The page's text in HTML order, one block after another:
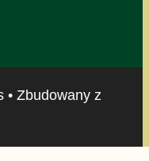
• Zbudowany z